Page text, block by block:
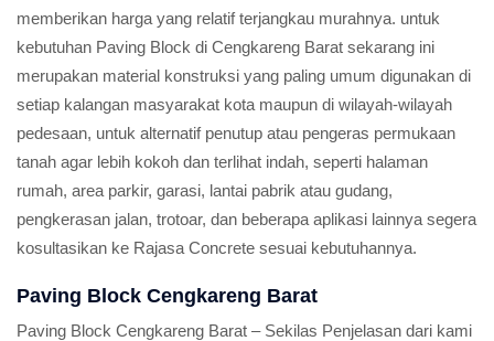
memberikan harga yang relatif terjangkau murahnya. untuk
kebutuhan Paving Block di Cengkareng Barat sekarang ini
merupakan material konstruksi yang paling umum digunakan di
setiap kalangan masyarakat kota maupun di wilayah-wilayah
pedesaan, untuk alternatif penutup atau pengeras permukaan
tanah agar lebih kokoh dan terlihat indah, seperti halaman
rumah, area parkir, garasi, lantai pabrik atau gudang,
pengkerasan jalan, trotoar, dan beberapa aplikasi lainnya segera
kosultasikan ke Rajasa Concrete sesuai kebutuhannya.
Paving Block Cengkareng Barat
Paving Block Cengkareng Barat – Sekilas Penjelasan dari kami